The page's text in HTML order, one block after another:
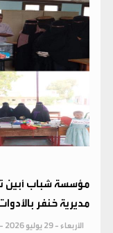
مؤسسة شباب أبين
مديرية خنفر
الأربعاء - 29 يوليو 2026 - الساعة 11:02 م